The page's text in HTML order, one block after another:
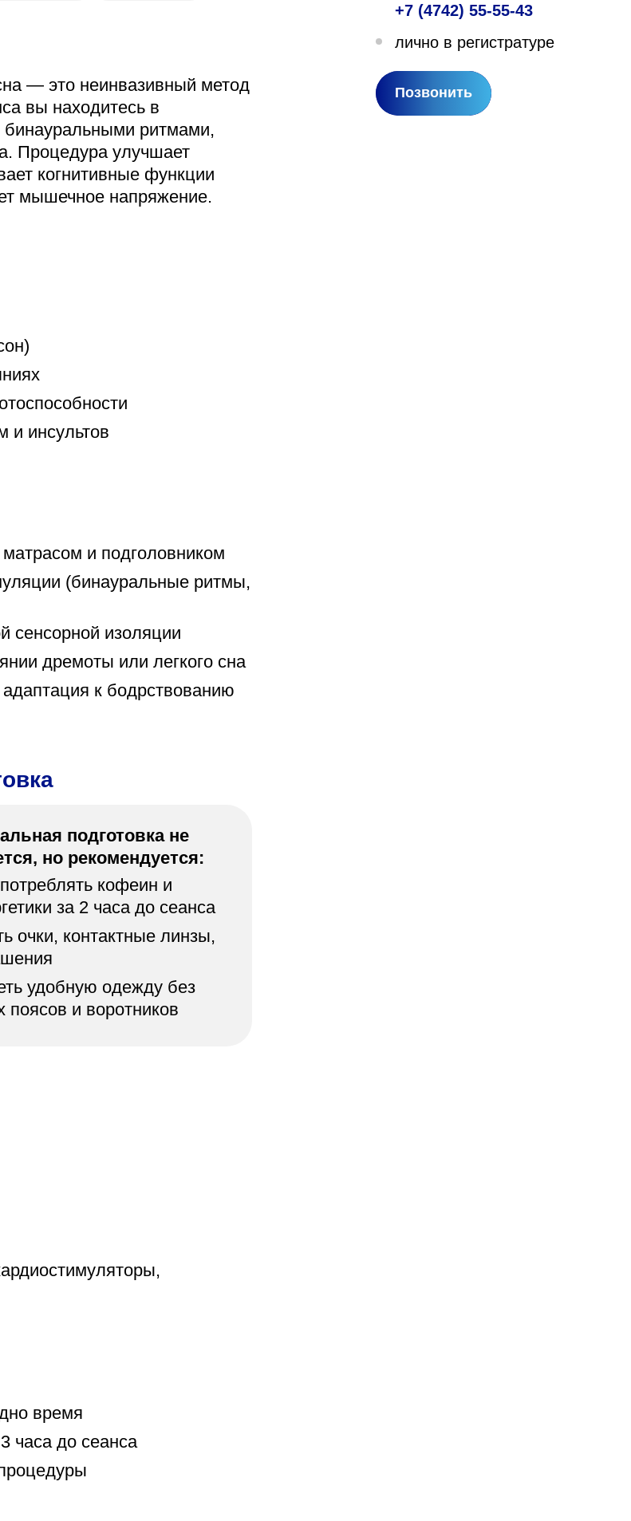
399000, г. Липецк, Плехановское лесничество,
Понедельник — четверг
08:00–16:45
перерыв 12:00–12:30
Пятница
08:00–15:45
перерыв 12:00–12:30
Администратор
+7 (4742) 72-73-31
— это неинвазивный метод
вы находитесь в
бинауральными ритмами,
Процедура улучшает
когнитивные функции
мышечное напряжение.
и инсультов
и подголовником
(бинауральные ритмы,
сенсорной изоляции
дремоты или легкого сна
к бодрствованию
подготовка не
но рекомендуется:
кофеин и
за 2 часа до сеанса
очки, контактные линзы,
удобную одежду без
поясов и воротников
время
часа до сеанса
+7 (4742) 55-55-43
лично в регистратуре
Позвонить